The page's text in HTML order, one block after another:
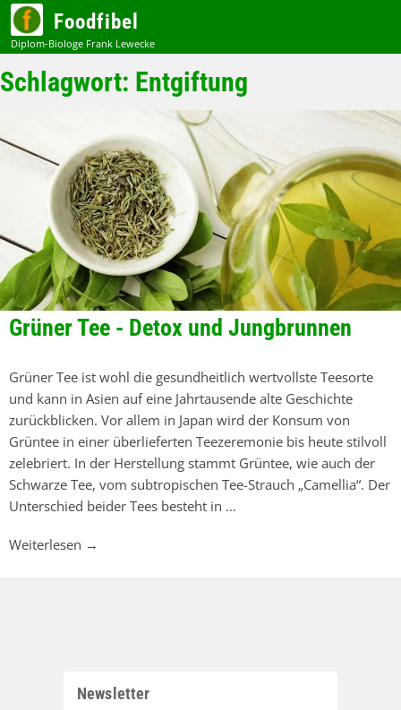
Zum
Inhalt
Foodfibel
Schlagwort: Entgiftung
Grüner Tee - Detox und Jungbrunnen
Grüner Tee ist wohl die gesundheitlich wertvollste Teesorte
und kann in Asien auf eine Jahrtausende alte Geschichte
zurückblicken. Vor allem in Japan wird der Konsum von
Grüntee in einer überlieferten Teezeremonie bis heute stilvoll
zelebriert. In der Herstellung stammt Grüntee, wie auch der
Schwarze Tee, vom subtropischen Tee-Strauch „Camellia“. Der
Unterschied beider Tees besteht in …
Weiterlesen →
Newsletter